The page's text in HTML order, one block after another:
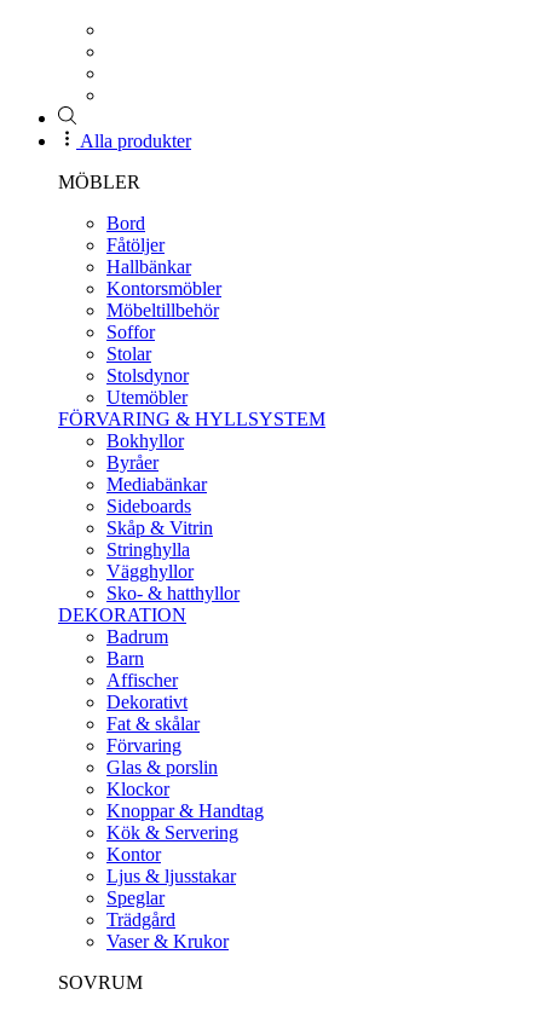
Alla produkter
MÖBLER
Bord
Fåtöljer
Hallbänkar
Kontorsmöbler
Möbeltillbehör
Soffor
Stolar
Stolsdynor
Utemöbler
FÖRVARING & HYLLSYSTEM
Bokhyllor
Byråer
Mediabänkar
Sideboards
Skåp & Vitrin
Stringhylla
Vägghyllor
Sko- & hatthyllor
DEKORATION
Badrum
Barn
Affischer
Dekorativt
Fat & skålar
Förvaring
Glas & porslin
Klockor
Knoppar & Handtag
Kök & Servering
Kontor
Ljus & ljusstakar
Speglar
Trädgård
Vaser & Krukor
SOVRUM